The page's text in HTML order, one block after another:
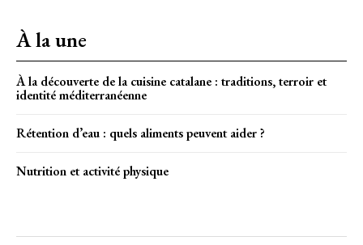
À la une
À la découverte de la cuisine catalane : traditions, terroir et
identité méditerranéenne
Rétention d’eau : quels aliments peuvent aider ?
Nutrition et activité physique